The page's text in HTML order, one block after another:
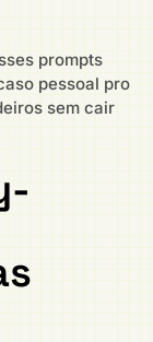
prompts
pessoal pro
sem cair